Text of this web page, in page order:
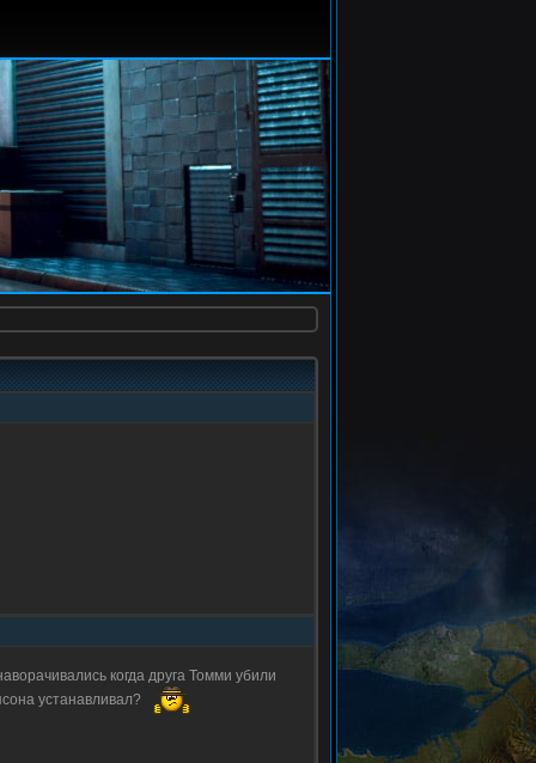
когда друга Томми убили
устанавливал?